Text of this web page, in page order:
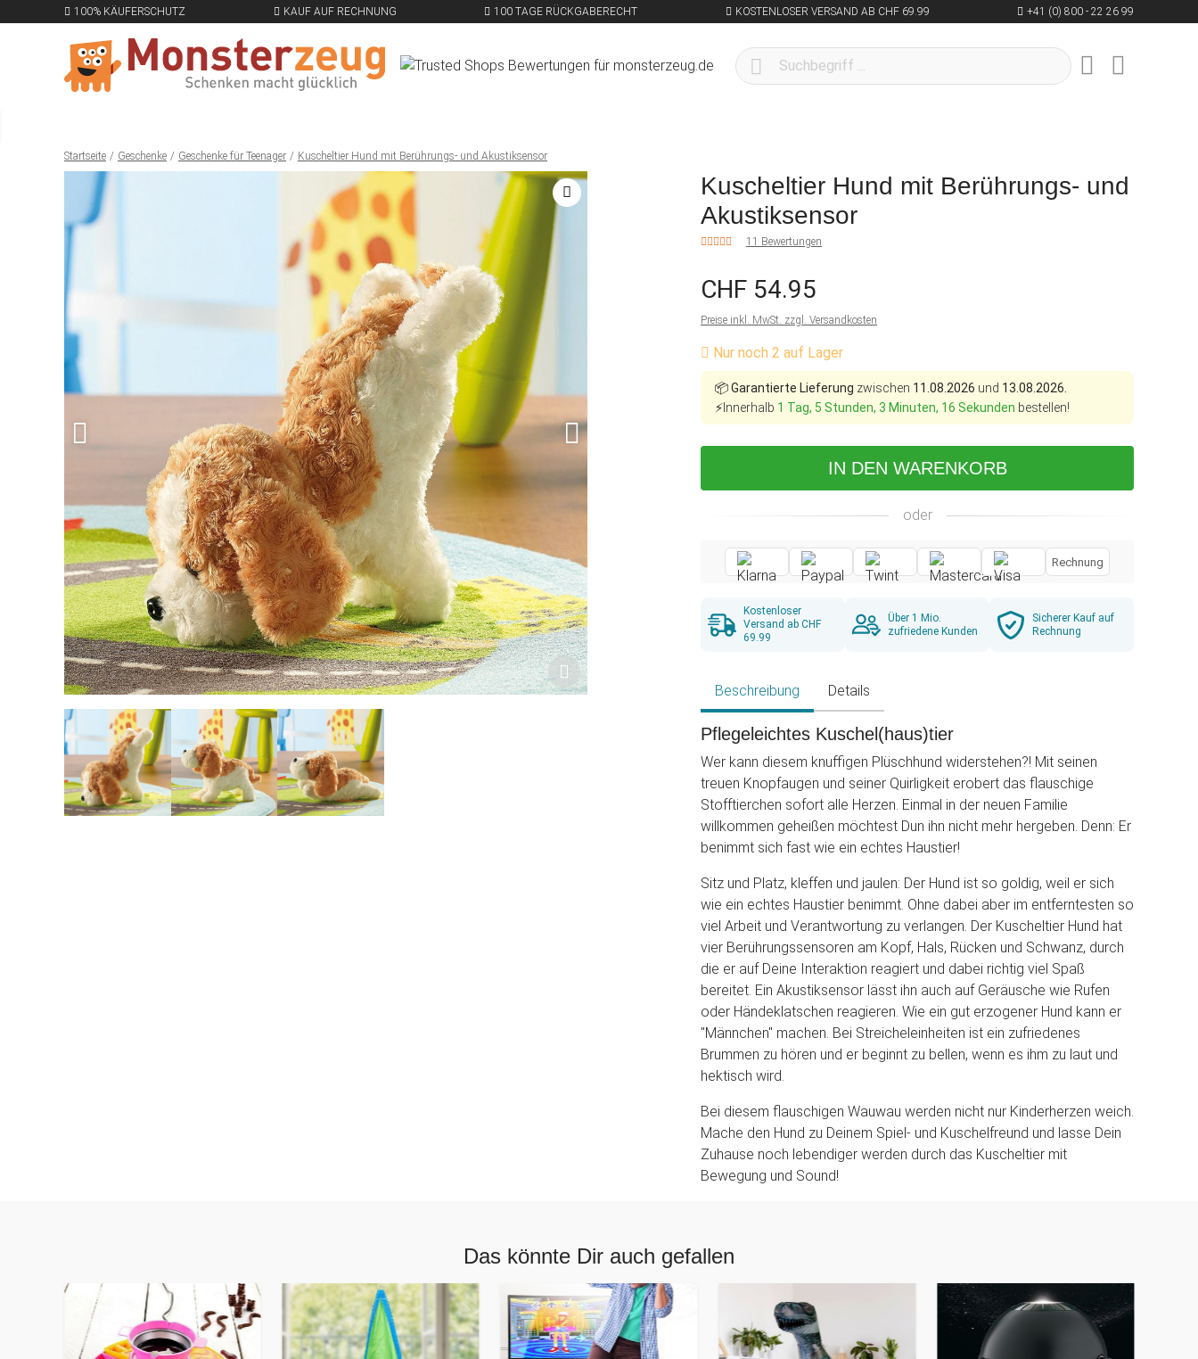
100% KÄUFERSCHUTZ KAUF AUF RECHNUNG 100 TAGE RÜCKGABERECHT KOSTENLOSER VERSAND AB CHF 69.99 +41 (0) 800 - 22 26 99
Startseite Geschenke Geschenke für Teenager Kuscheltier Hund mit Berührungs- und Akustiksensor
Kuscheltier Hund mit Berührungs- und
Akustiksensor
11 Bewertungen
CHF 54.95
Preise inkl. MwSt. zzgl. Versandkosten
Nur noch 2 auf Lager
📦Garantierte Lieferung zwischen 11.08.2026 und 13.08.2026.
⚡Innerhalb 1 Tag, 5 Stunden, 3 Minuten, 15 Sekunden bestellen!
IN DEN WARENKORB
oder
Rechnung
Kostenloser
Versand ab CHF
69.99
Über 1 Mio.
zufriedene Kunden
Sicherer Kauf auf
Rechnung
Beschreibung Details
Pflegeleichtes Kuschel(haus)tier
Wer kann diesem knuffigen Plüschhund widerstehen?! Mit seinen
treuen Knopfaugen und seiner Quirligkeit erobert das flauschige
Stofftierchen sofort alle Herzen. Einmal in der neuen Familie
willkommen geheißen möchtest Dun ihn nicht mehr hergeben. Denn: Er
benimmt sich fast wie ein echtes Haustier!
Sitz und Platz, kleffen und jaulen: Der Hund ist so goldig, weil er sich
wie ein echtes Haustier benimmt. Ohne dabei aber im entferntesten so
viel Arbeit und Verantwortung zu verlangen. Der Kuscheltier Hund hat
vier Berührungssensoren am Kopf, Hals, Rücken und Schwanz, durch
die er auf Deine Interaktion reagiert und dabei richtig viel Spaß
bereitet. Ein Akustiksensor lässt ihn auch auf Geräusche wie Rufen
oder Händeklatschen reagieren. Wie ein gut erzogener Hund kann er
"Männchen" machen. Bei Streicheleinheiten ist ein zufriedenes
Brummen zu hören und er beginnt zu bellen, wenn es ihm zu laut und
hektisch wird.
Bei diesem flauschigen Wauwau werden nicht nur Kinderherzen weich.
Mache den Hund zu Deinem Spiel- und Kuschelfreund und lasse Dein
Zuhause noch lebendiger werden durch das Kuscheltier mit
Bewegung und Sound!
Das könnte Dir auch gefallen